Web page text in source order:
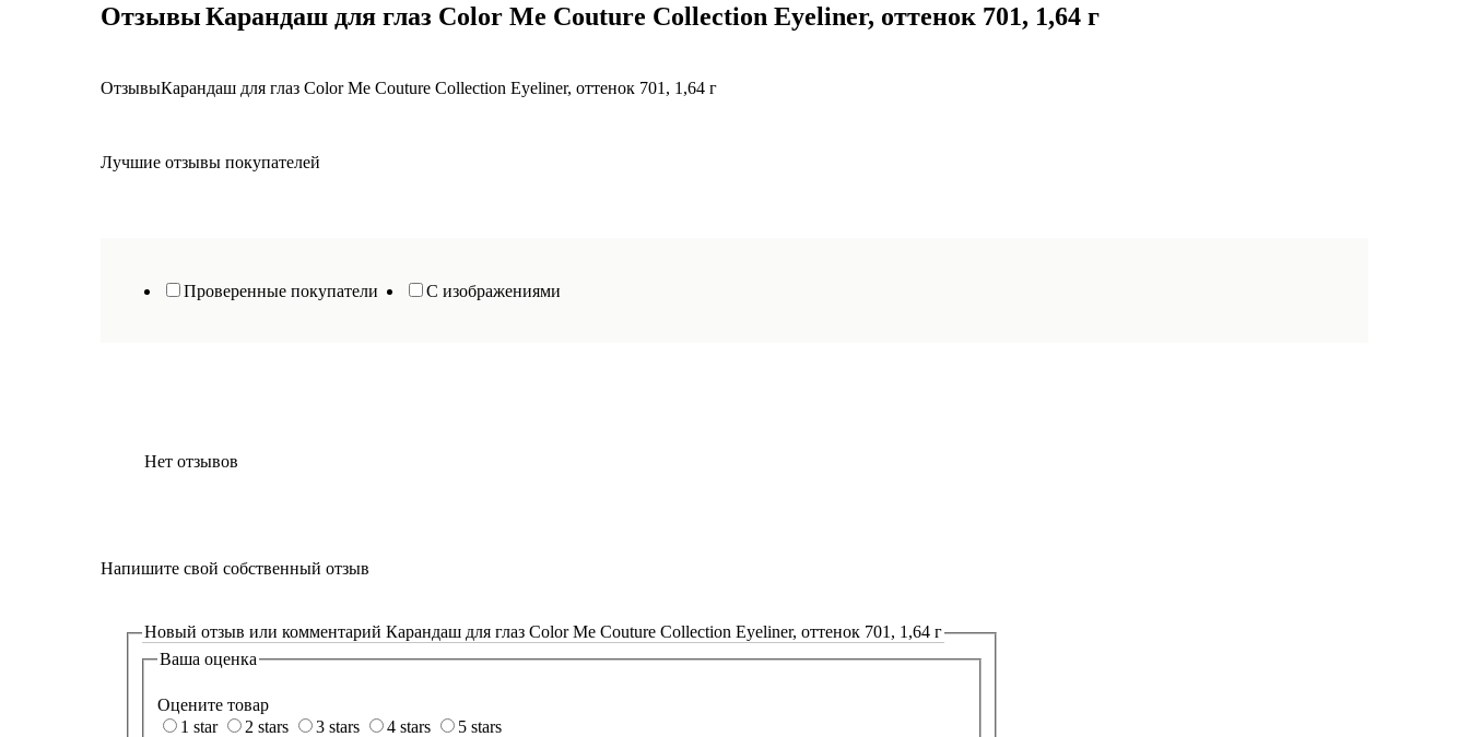
ОтзывыКарандаш для глаз Color Me Couture Collection Eyeliner, оттенок 701, 1,64 г
ОтзывыКарандаш для глаз Color Me Couture Collection Eyeliner, оттенок 701, 1,64 г
Лучшие отзывы покупателей
Проверенные покупатели С изображениями
Нет отзывов
Напишите свой собственный отзыв
Новый отзыв или комментарий Карандаш для глаз Color Me Couture Collection Eyeliner, оттенок 701, 1,64 г
Ваша оценка
Оцените товар
1 star
2 stars 3 stars 4 stars 5 stars